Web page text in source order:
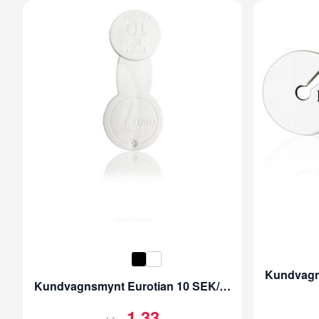
Kundvagnsmynt Eurotian 10 SEK/1 EUR